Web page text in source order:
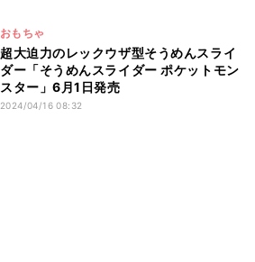
おもちゃ
超大迫力のレックウザ型そうめんスライ
ダー「そうめんスライダー ポケットモン
スター」6月1日発売
2024/04/16 08:32